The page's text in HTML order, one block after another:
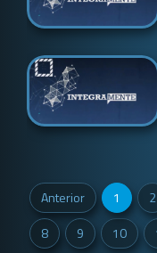
Anterior 1 2
8
9 10